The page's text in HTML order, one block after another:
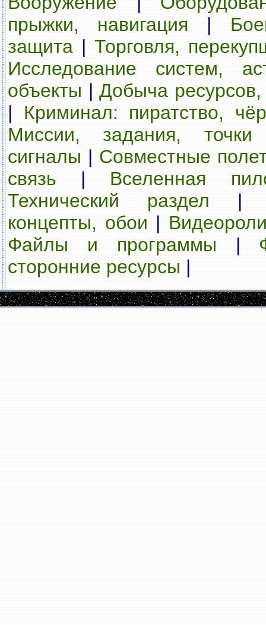
прыжки, навигация |
защита | Торговля,
Исследование систем,
объекты |Добыча ресурсов,
| Криминал: пиратство,
Миссии, задания, точки
сигналы | Совместные
связь | Вселенная
Технический раздел
концепты, обои |
Файлы и программы |
сторонние ресурсы |